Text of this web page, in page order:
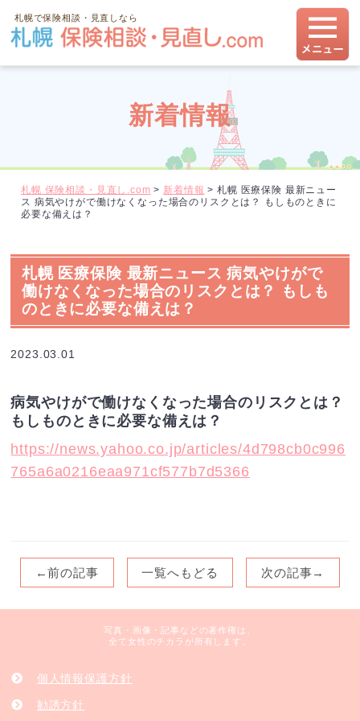
札幌で保険相談・見直しなら
新着情報
札幌 保険相談・見直し.com > 新着情報 > 札幌 医療保険 最新ニュー
ス 病気やけがで働けなくなった場合のリスクとは？ もしものときに
必要な備えは？
札幌 医療保険 最新ニュース 病気やけがで
働けなくなった場合のリスクとは？ もしも
のときに必要な備えは？
2023.03.01
病気やけがで働けなくなった場合のリスクとは？
もしものときに必要な備えは？
https://news.yahoo.co.jp/articles/4d798cb0c996
765a6a0216eaa971cf577b7d5366
←前の記事 一覧へもどる 次の記事→
写真・画像・記事などの著作権は、
全て女性のチカラが所有します。
個人情報保護方針
勧誘方針